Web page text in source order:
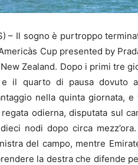
– Il sogno è purtroppo
Cup presented by
Zealand. Dopo i primi tre
il quarto di pausa dovuto
nella quinta giornata,
odierna, disputata sul
nodi dopo circa
del campo, mentre
la destra che difende